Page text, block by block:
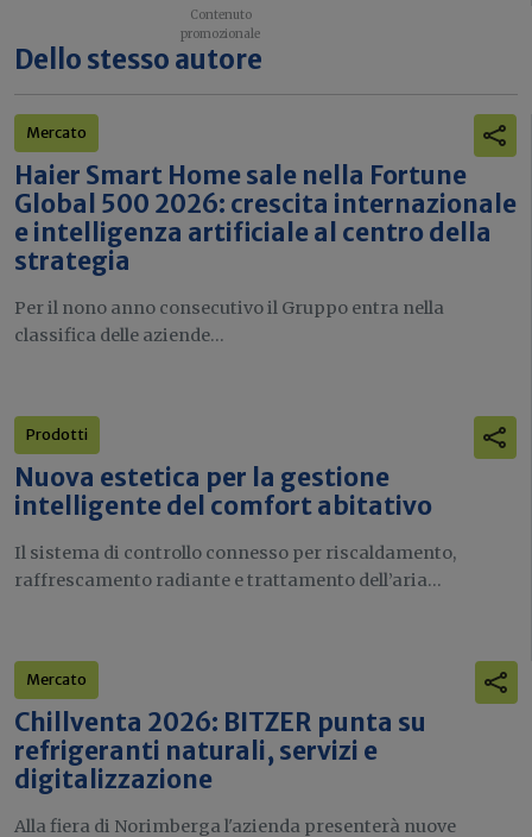
Dello stesso autore
Mercato
Haier Smart Home sale nella Fortune
Global 500 2026: crescita internazionale
e intelligenza artificiale al centro della
strategia
Per il nono anno consecutivo il Gruppo entra nella
classifica delle aziende...
Prodotti
Nuova estetica per la gestione
intelligente del comfort abitativo
Il sistema di controllo connesso per riscaldamento,
raffrescamento radiante e trattamento dell’aria...
Mercato
Chillventa 2026: BITZER punta su
refrigeranti naturali, servizi e
digitalizzazione
Alla fiera di Norimberga l'azienda presenterà nuove